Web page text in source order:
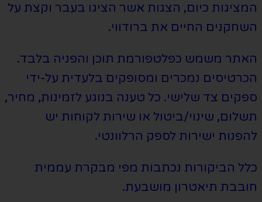
המציגות כיום, הצגות אשר הציגו בעבר וקצת על
השחקנים החיים את ברודווי.
האתר משמש כפלטפורמת תוכן והפניה בלבד.
הכרטיסים נמכרים ומסופקים בלעדית על-ידי
ספקים צד שלישי. כל טענה בנוגע לזמינות, מחיר,
תשלום, שינוי/ביטול או שירות לקוחות יש
להפנות ישירות לספק הרלוונטי.
כלל הביקורות נכתבות מפי מבקרת עממית
חובבת תיאטרון מושבעת.